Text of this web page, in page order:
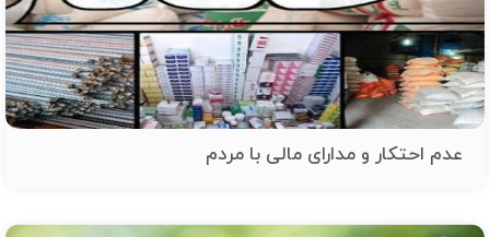
عدم احتکار و مدارای مالی با مردم